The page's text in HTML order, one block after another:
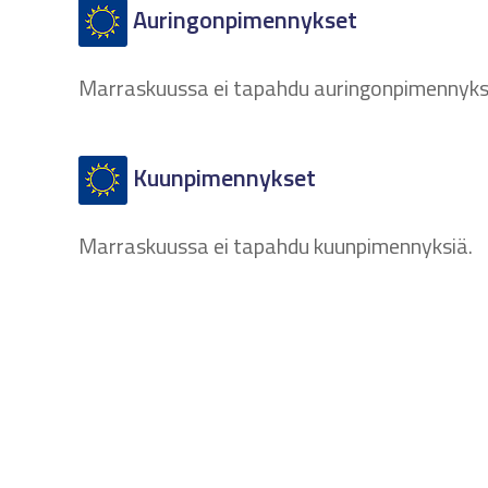
Auringonpimennykset
Marraskuussa ei tapahdu
Kuunpimennykset
Marraskuussa ei tapahdu kuunpimennyksiä.